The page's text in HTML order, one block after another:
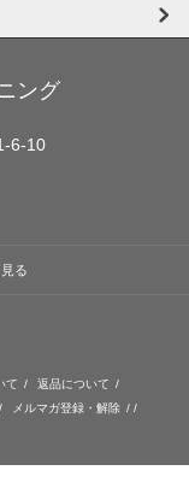
ング
6-10
る
て / 返品について /
/ メルマガ登録・解除 / /